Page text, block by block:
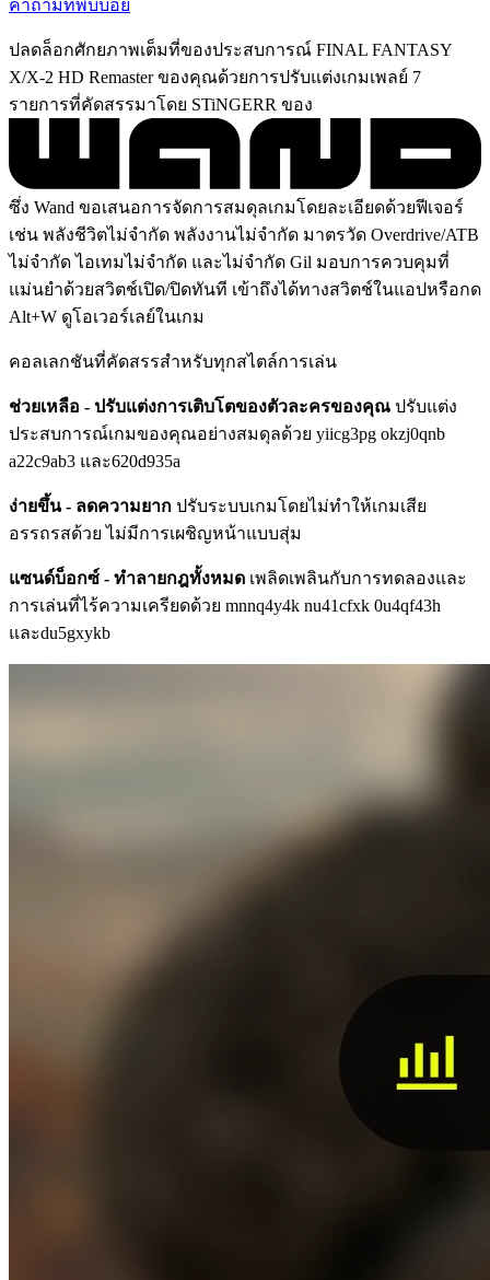
คำถามที่พบบ่อย
ปลดล็อกศักยภาพเต็มที่ของประสบการณ์ FINAL FANTASY
X/X-2 HD Remaster ของคุณด้วยการปรับแต่งเกมเพลย์ 7
รายการที่คัดสรรมาโดย STiNGERR ของ
ซึ่ง Wand ขอเสนอการจัดการสมดุลเกมโดยละเอียดด้วยฟีเจอร์
เช่น พลังชีวิตไม่จำกัด พลังงานไม่จำกัด มาตรวัด Overdrive/ATB
ไม่จำกัด ไอเทมไม่จำกัด และไม่จำกัด Gil มอบการควบคุมที่
แม่นยำด้วยสวิตช์เปิด/ปิดทันที เข้าถึงได้ทางสวิตช์ในแอปหรือกด
Alt+W ดูโอเวอร์เลย์ในเกม
คอลเลกชันที่คัดสรรสำหรับทุกสไตล์การเล่น
ช่วยเหลือ - ปรับแต่งการเติบโตของตัวละครของคุณ ปรับแต่ง
ประสบการณ์เกมของคุณอย่างสมดุลด้วย yiicg3pg okzj0qnb
a22c9ab3 และ620d935a
ง่ายขึ้น - ลดความยาก ปรับระบบเกมโดยไม่ทำให้เกมเสีย
อรรถรสด้วย ไม่มีการเผชิญหน้าแบบสุ่ม
แซนด์บ็อกซ์ - ทำลายกฎทั้งหมด เพลิดเพลินกับการทดลองและ
การเล่นที่ไร้ความเครียดด้วย mnnq4y4k nu41cfxk 0u4qf43h
และdu5gxykb